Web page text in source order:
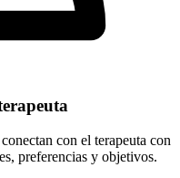
con el terapeuta con
preferencias y objetivos.